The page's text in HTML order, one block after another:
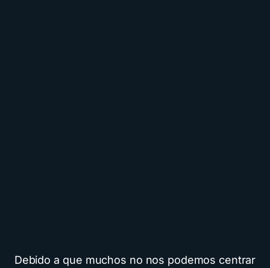
Debido a que muchos no nos podemos centrar